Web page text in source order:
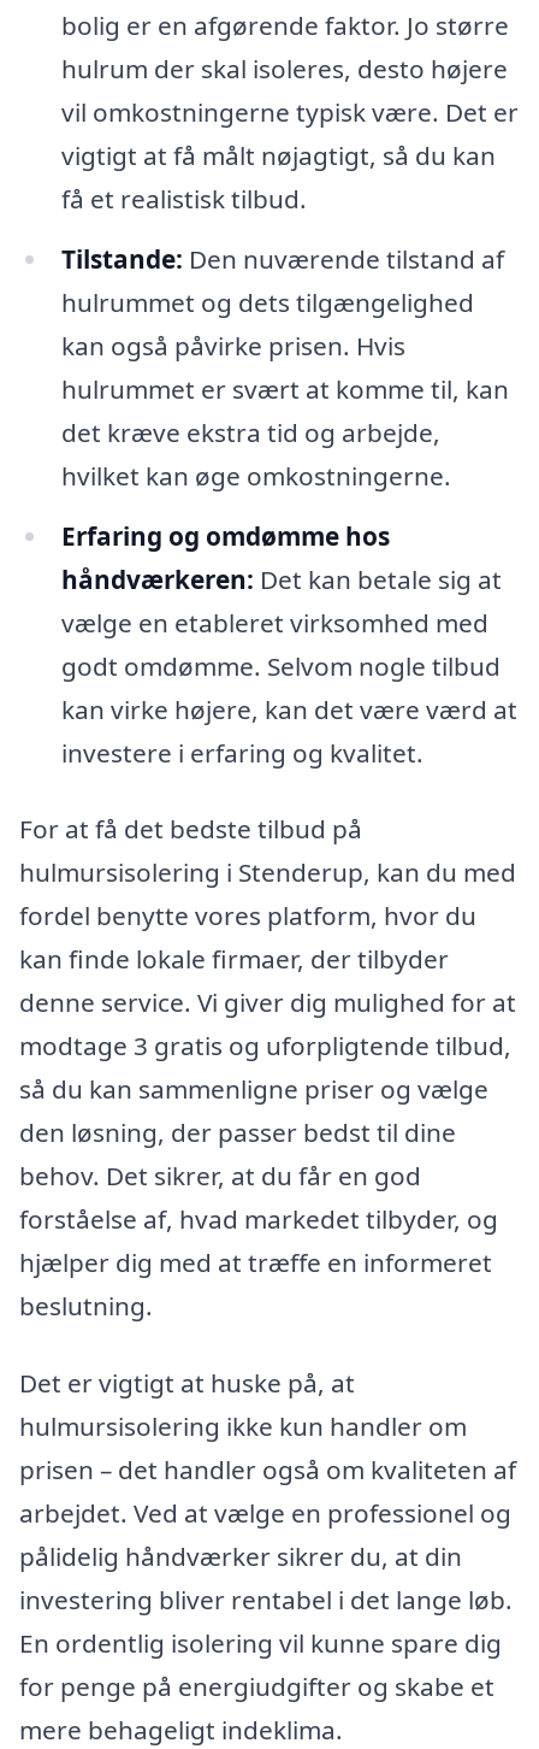
bolig er en afgørende faktor. Jo større
hulrum der skal isoleres, desto højere
vil omkostningerne typisk være. Det er
vigtigt at få målt nøjagtigt, så du kan
få et realistisk tilbud.
Tilstande: Den nuværende tilstand af
hulrummet og dets tilgængelighed
kan også påvirke prisen. Hvis
hulrummet er svært at komme til, kan
det kræve ekstra tid og arbejde,
hvilket kan øge omkostningerne.
Erfaring og omdømme hos
håndværkeren: Det kan betale sig at
vælge en etableret virksomhed med
godt omdømme. Selvom nogle tilbud
kan virke højere, kan det være værd at
investere i erfaring og kvalitet.
For at få det bedste tilbud på
hulmursisolering i Stenderup, kan du med
fordel benytte vores platform, hvor du
kan finde lokale firmaer, der tilbyder
denne service. Vi giver dig mulighed for at
modtage 3 gratis og uforpligtende tilbud,
så du kan sammenligne priser og vælge
den løsning, der passer bedst til dine
behov. Det sikrer, at du får en god
forståelse af, hvad markedet tilbyder, og
hjælper dig med at træffe en informeret
beslutning.
Det er vigtigt at huske på, at
hulmursisolering ikke kun handler om
prisen – det handler også om kvaliteten af
arbejdet. Ved at vælge en professionel og
pålidelig håndværker sikrer du, at din
investering bliver rentabel i det lange løb.
En ordentlig isolering vil kunne spare dig
for penge på energiudgifter og skabe et
mere behageligt indeklima.